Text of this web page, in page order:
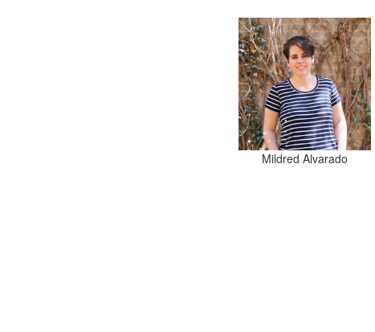
Mildred Alvarado